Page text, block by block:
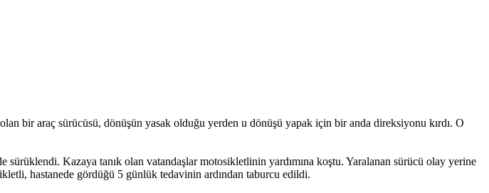
bir araç sürücüsü, dönüşün yasak olduğu yerden u dönüşü yapak için bir anda direksiyonu kırdı. O
Kazaya tanık olan vatandaşlar motosikletlinin yardımına koştu. Yaralanan sürücü olay yerine
hastanede gördüğü 5 günlük tedavinin ardından taburcu edildi.